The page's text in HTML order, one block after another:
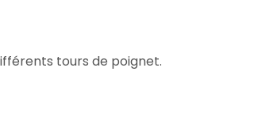
tours de poignet.